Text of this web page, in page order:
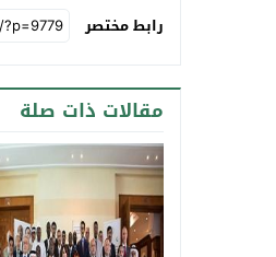
رابط مختصر
مقالات ذات صلة